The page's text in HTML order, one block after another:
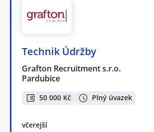
Technik Údržby
Grafton Recruitment s.r.o.
Pardubice
50 000 Kč Plný úvazek
včerejší